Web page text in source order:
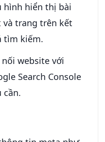
hình hiển thị bài
và trang trên kết
tìm kiếm.
nối website với
Search Console
cần.